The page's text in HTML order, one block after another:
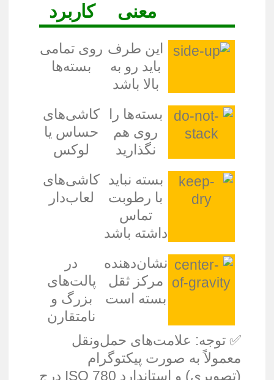
معنی
کاربرد
این طرف
باید رو به
بالا باشد
روی تمامی
بسته‌ها
بسته‌ها را
روی هم
نگذارید
کاشی‌های
حساس یا
لوکس
بسته نباید
با رطوبت
تماس
داشته باشد
کاشی‌های
لعاب‌دار
نشان‌دهنده
مرکز ثقل
بسته است
در
پالت‌های
بزرگ و
نامتقارن
✅ توجه: علامت‌های حمل‌ونقل
معمولاً به صورت پیکتوگرام
(تصویری) و استاندارد ISO 780 درج